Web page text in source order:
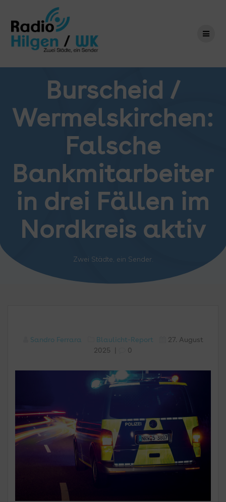
springen
Burscheid /
Wermelskirchen:
Falsche
Bankmitarbeiter
in drei Fällen im
Nordkreis aktiv
Zwei Städte, ein Sender.
Sandro Ferrara Blaulicht-Report
27. August
2025
0